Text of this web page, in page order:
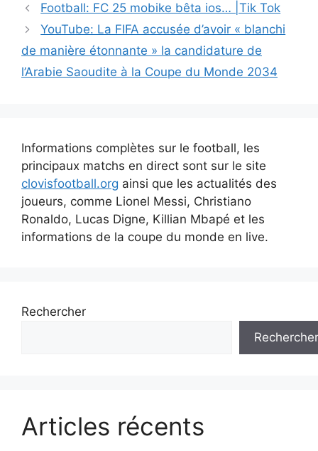
Navigation
des
Football: FC 25 mobike bêta ios… |Tik Tok
YouTube: La FIFA accusée d’avoir « blanchi
de manière étonnante » la candidature de
l’Arabie Saoudite à la Coupe du Monde 2034
Informations complètes sur le football, les
principaux matchs en direct sont sur le site
clovisfootball.org ainsi que les actualités des
joueurs, comme Lionel Messi, Christiano
Ronaldo, Lucas Digne, Killian Mbapé et les
informations de la coupe du monde en live.
Rechercher
Rechercher
Articles récents